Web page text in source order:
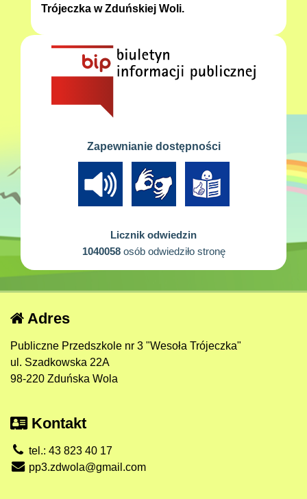
Trójeczka w Zduńskiej Woli.
Zapewnianie dostępności
Licznik odwiedzin
1040058osób odwiedziło stronę
Adres
Publiczne Przedszkole nr 3 "Wesoła Trójeczka"
ul. Szadkowska 22A
98-220 Zduńska Wola
Kontakt
tel.: 43 823 40 17
pp3.zdwola@gmail.com